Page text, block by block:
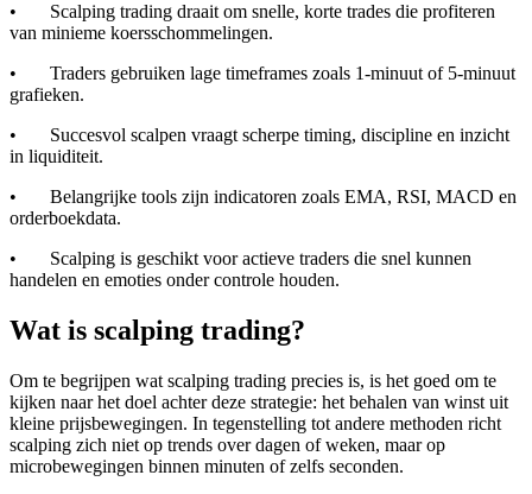
• Scalping trading draait om snelle, korte trades die profiteren
van minieme koersschommelingen.
• Traders gebruiken lage timeframes zoals 1-minuut of 5-minuut
grafieken.
• Succesvol scalpen vraagt scherpe timing, discipline en inzicht
in liquiditeit.
• Belangrijke tools zijn indicatoren zoals EMA, RSI, MACD en
orderboekdata.
• Scalping is geschikt voor actieve traders die snel kunnen
handelen en emoties onder controle houden.
Wat is scalping trading?
Om te begrijpen wat scalping trading precies is, is het goed om te
kijken naar het doel achter deze strategie: het behalen van winst uit
kleine prijsbewegingen. In tegenstelling tot andere methoden richt
scalping zich niet op trends over dagen of weken, maar op
microbewegingen binnen minuten of zelfs seconden.